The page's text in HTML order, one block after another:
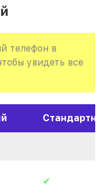
телефон в
увидеть все
✔